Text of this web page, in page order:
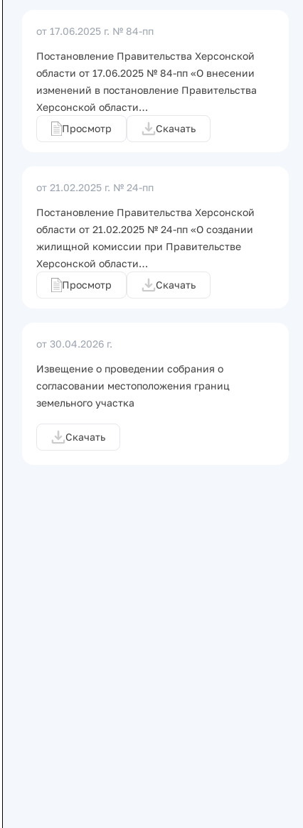
от 17.06.2025 г. № 84-пп
Постановление Правительства Херсонской
области от 17.06.2025 № 84-пп «О внесении
изменений в постановление Правительства
Херсонской области…
Просмотр
Скачать
от 21.02.2025 г. № 24-пп
Постановление Правительства Херсонской
области от 21.02.2025 № 24-пп «О создании
жилищной комиссии при Правительстве
Херсонской области…
Просмотр
Скачать
от 30.04.2026 г.
Извещение о проведении собрания о
согласовании местоположения границ
земельного участка
Скачать